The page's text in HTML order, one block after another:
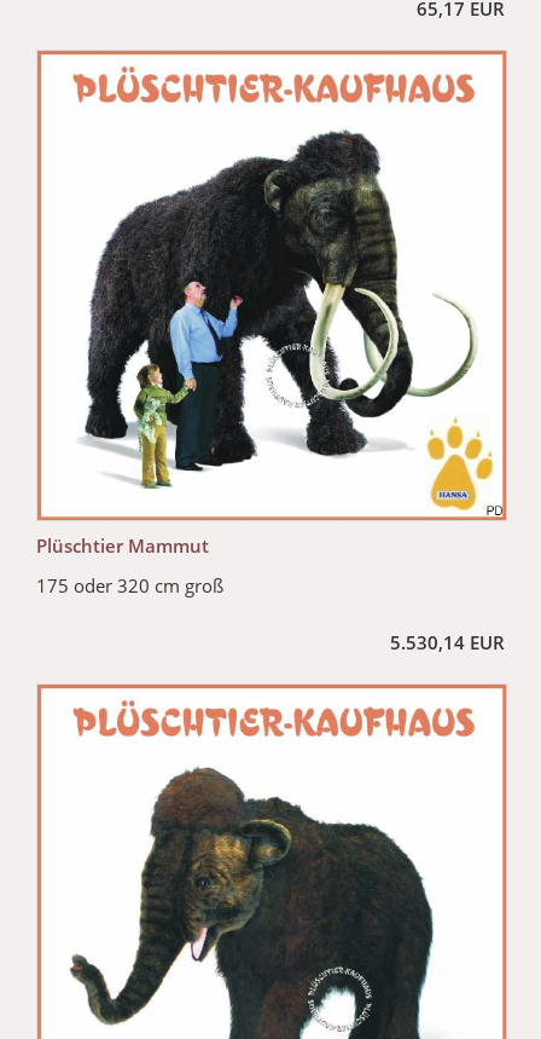
65,17 EUR
Plüschtier Mammut
175 oder 320 cm groß
5.530,14 EUR